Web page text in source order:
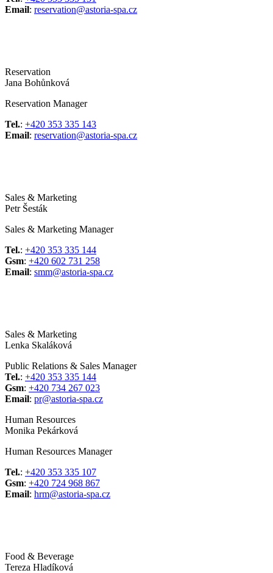
Email: reservation@astoria-spa.cz
Reservation
Jana Bohůnková
Reservation Manager
Tel.: +420 353 335 143
Email: reservation@astoria-spa.cz
Sales & Marketing
Petr Šesták
Sales & Marketing Manager
Tel.: +420 353 335 144
Gsm: +420 602 731 258
Email: smm@astoria-spa.cz
Sales & Marketing
Lenka Skaláková
Public Relations & Sales Manager
Tel.: +420 353 335 144
Gsm: +420 734 267 023
Email: pr@astoria-spa.cz
Human Resources
Monika Pekárková
Human Resources Manager
Tel.: +420 353 335 107
Gsm: +420 724 968 867
Email: hrm@astoria-spa.cz
Food & Beverage
Tereza Hladíková